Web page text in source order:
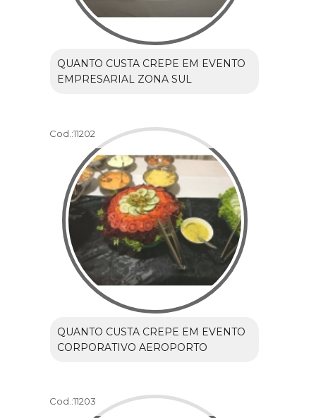
QUANTO CUSTA CREPE EM EVENTO
EMPRESARIAL ZONA SUL
Cod.:11202
QUANTO CUSTA CREPE EM EVENTO
CORPORATIVO AEROPORTO
Cod.:11203